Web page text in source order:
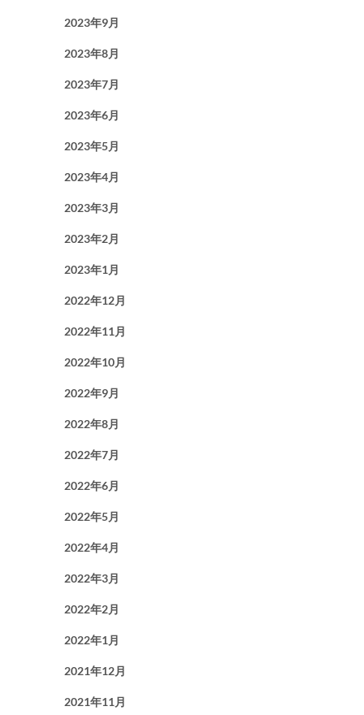
2023年9月
2023年8月
2023年7月
2023年6月
2023年5月
2023年4月
2023年3月
2023年2月
2023年1月
2022年12月
2022年11月
2022年10月
2022年9月
2022年8月
2022年7月
2022年6月
2022年5月
2022年4月
2022年3月
2022年2月
2022年1月
2021年12月
2021年11月